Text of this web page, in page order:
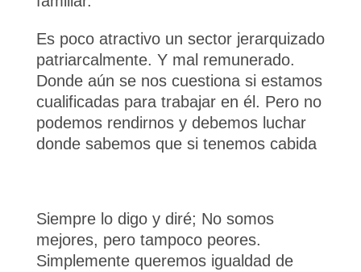
Es poco atractivo un sector jerarquizado
patriarcalmente. Y mal remunerado.
Donde aún se nos cuestiona si estamos
cualificadas para trabajar en él. Pero no
podemos rendirnos y debemos luchar
donde sabemos que si tenemos cabida
Siempre lo digo y diré; No somos
mejores, pero tampoco peores.
Simplemente queremos igualdad de